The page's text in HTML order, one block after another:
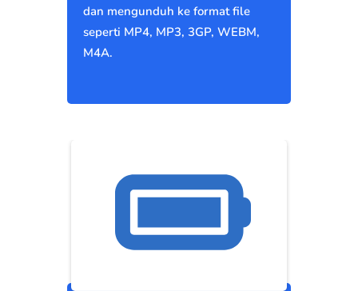
dan mengunduh ke format file
seperti MP4, MP3, 3GP, WEBM,
M4A.